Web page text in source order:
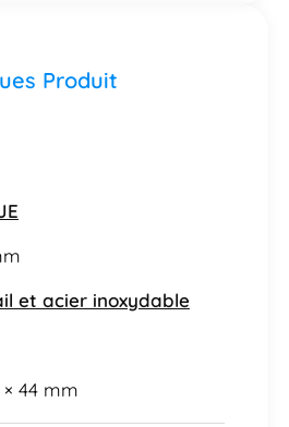
Produit
et acier inoxydable
44 mm